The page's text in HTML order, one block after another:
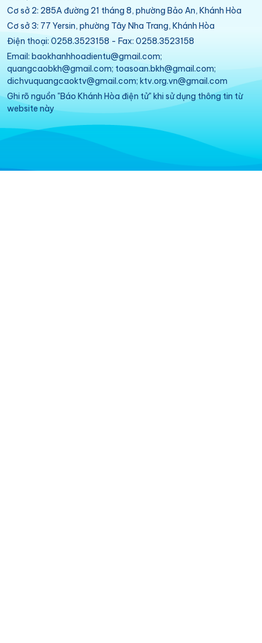
Cơ sở 2: 285A đường 21 tháng 8, phường Bảo An, Khánh Hòa
Cơ sở 3: 77 Yersin, phường Tây Nha Trang, Khánh Hòa
Điện thoại: 0258.3523158 - Fax: 0258.3523158
Email: baokhanhhoadientu@gmail.com;
quangcaobkh@gmail.com; toasoan.bkh@gmail.com;
dichvuquangcaoktv@gmail.com; ktv.org.vn@gmail.com
Ghi rõ nguồn "Báo Khánh Hòa điện tử" khi sử dụng thông tin từ
website này